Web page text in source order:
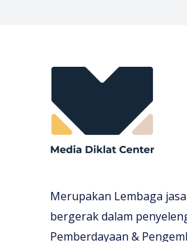
Merupakan Lembaga
bergerak dalam
Pemberdayaan &